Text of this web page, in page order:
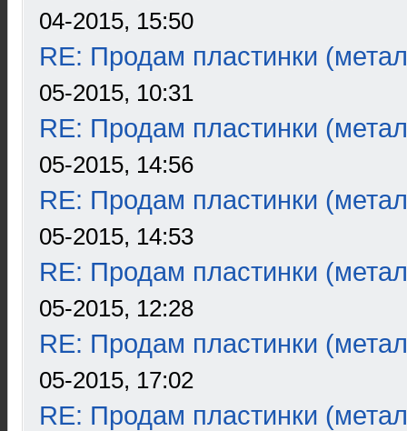
04-2015, 15:50
RE: Продам пластинки
05-2015, 10:31
RE: Продам пластинки
05-2015, 14:56
RE: Продам пластинки
05-2015, 14:53
RE: Продам пластинки
05-2015, 12:28
RE: Продам пластинки
05-2015, 17:02
RE: Продам пластинки